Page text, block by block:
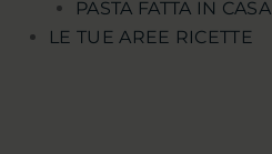
PASTA FATTA IN CASA
LE TUE AREE RICETTE